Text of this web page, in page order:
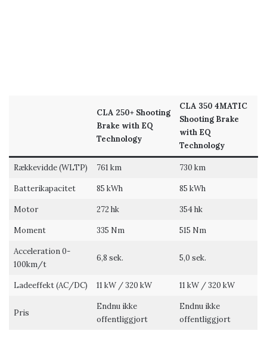
CLA 250+ Shooting
Brake with EQ
Technology
CLA 350 4MATIC
Shooting Brake
with EQ
Technology
Rækkevidde (WLTP) 761 km 730 km
Batterikapacitet 85 kWh 85 kWh
Motor 272 hk 354 hk
Moment 335 Nm 515 Nm
Acceleration 0-
100km/t
6,8 sek. 5,0 sek.
Ladeeffekt (AC/DC) 11 kW / 320 kW 11 kW / 320 kW
Pris
Endnu ikke
offentliggjort
Endnu ikke
offentliggjort